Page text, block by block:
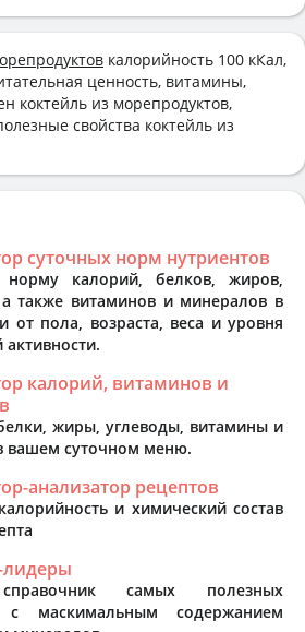
калорийность 100 кКал,
ценность, витамины,
коктейль из морепродуктов,
свойства коктейль из
суточных норм нутриентов
норму калорий, белков, жиров,
а также витаминов и минералов в
от пола, возраста, веса и уровня
калорий, витаминов и
жиры, углеводы, витамины и
вашем суточном меню.
анализатор рецептов
и химический состав
самых полезных
с маскимальным содержанием